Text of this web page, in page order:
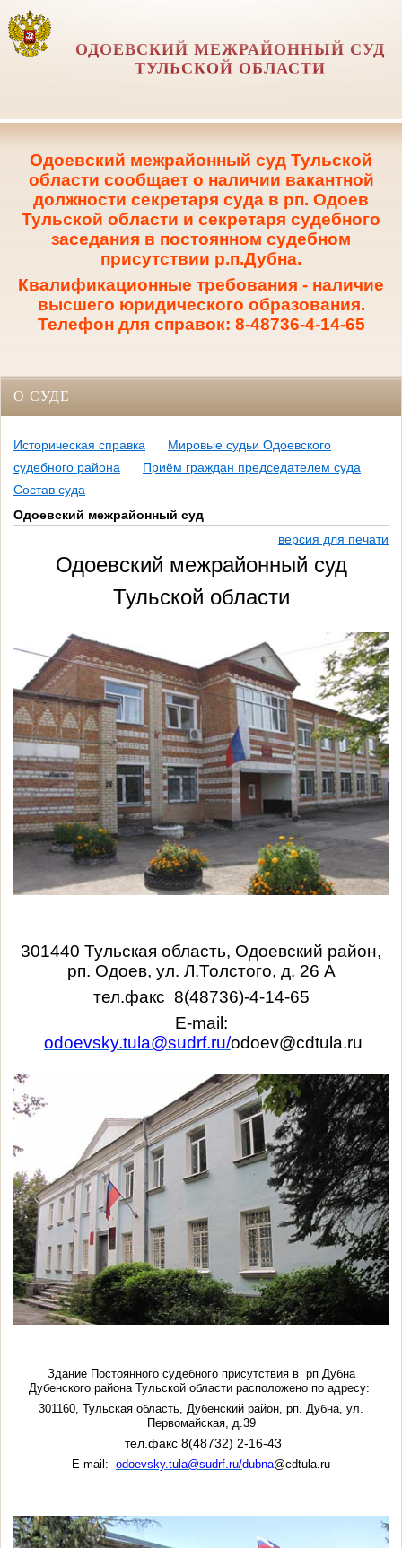
ОДОЕВСКИЙ МЕЖРАЙОННЫЙ СУД
ТУЛЬСКОЙ ОБЛАСТИ
Одоевский межрайонный суд Тульской
области сообщает о наличии вакантной
должности секретаря суда в рп. Одоев
Тульской области и секретаря судебного
заседания в постоянном судебном
присутствии р.п.Дубна.
Квалификационные требования - наличие
высшего юридического образования.
Телефон для справок: 8-48736-4-14-65
О СУДЕ
Историческая справка
Мировые судьи Одоевского
судебного района
Приём граждан председателем суда
Состав суда
Одоевский межрайонный суд
версия для печати
Одоевский межрайонный суд
Тульской области
301440 Тульская область, Одоевский район,
рп. Одоев, ул. Л.Толстого, д. 26 А
тел.факс 8(48736)-4-14-65
E-mail:
odoevsky.tula@sudrf.ru/odoev@cdtula.ru
Здание Постоянного судебного присутствия в рп Дубна
Дубенского района Тульской области расположено по адресу:
301160, Тульская область, Дубенский район, рп. Дубна, ул.
Первомайская, д.39
тел.факс 8(48732) 2-16-43
E-mail: odoevsky.tula@sudrf.ru/dubna@cdtula.ru